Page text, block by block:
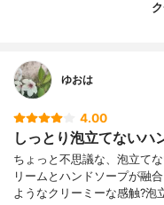
ゆおは
4.00
しっとり泡立てないハ
ちょっと不思議な、泡立て
リームとハンドソープが融
ようなクリーミーな感触?泡